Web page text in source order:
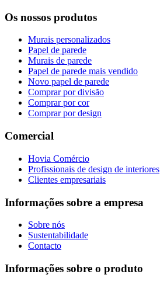
Os nossos produtos
Murais personalizados
Papel de parede
Murais de parede
Papel de parede mais vendido
Novo papel de parede
Comprar por divisão
Comprar por cor
Comprar por design
Comercial
Hovia Comércio
Profissionais de design de interiores
Clientes empresariais
Informações sobre a empresa
Sobre nós
Sustentabilidade
Contacto
Informações sobre o produto